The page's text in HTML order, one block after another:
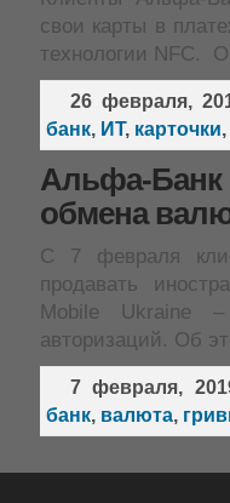
свои карты в
технологии NFC.
26 февраля,
банк, ИТ, карточки,
Альфа-
обмена
С 7 февраля
продавать
Mobile Ukraine
авторизаций. Об
7 февраля,
банк, валюта,